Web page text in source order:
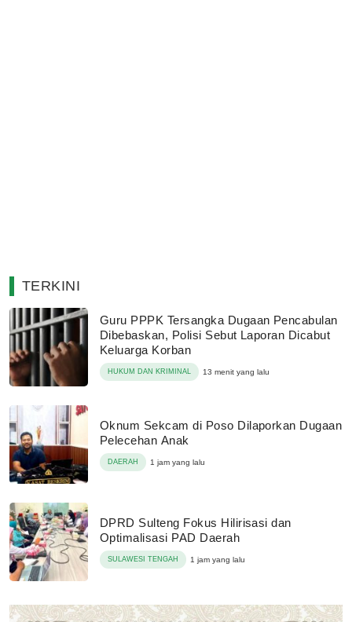
TERKINI
Guru PPPK Tersangka Dugaan Pencabulan
Dibebaskan, Polisi Sebut Laporan Dicabut
Keluarga Korban
HUKUM DAN KRIMINAL 13 menit yang lalu
Oknum Sekcam di Poso Dilaporkan Dugaan
Pelecehan Anak
DAERAH 1 jam yang lalu
DPRD Sulteng Fokus Hilirisasi dan
Optimalisasi PAD Daerah
SULAWESI TENGAH 1 jam yang lalu